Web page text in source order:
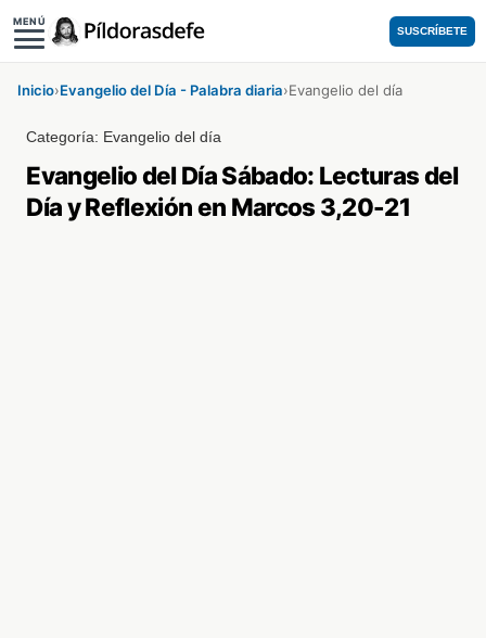
MENÚ
SUSCRÍBETE
Inicio›Evangelio del Día - Palabra diaria›Evangelio del día
Categoría: Evangelio del día
Evangelio del Día Sábado: Lecturas del
Día y Reflexión en Marcos 3,20-21